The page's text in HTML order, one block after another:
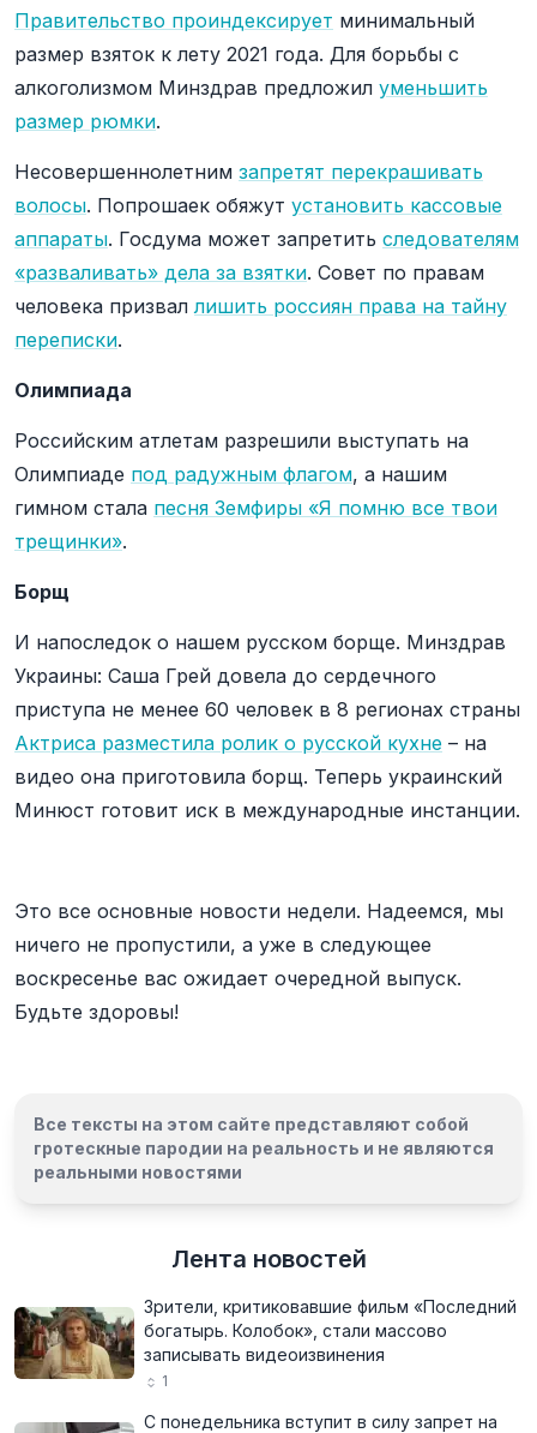
Правительство проиндексирует минимальный
размер взяток к лету 2021 года. Для борьбы с
алкоголизмом Минздрав предложил уменьшить
размер рюмки.
Несовершеннолетним запретят перекрашивать
волосы. Попрошаек обяжут установить кассовые
аппараты. Госдума может запретить следователям
«разваливать» дела за взятки. Совет по правам
человека призваллишить россиян права на тайну
переписки.
Олимпиада
Российским атлетам разрешили выступать на
Олимпиаде под радужным флагом, а нашим
гимном стала песня Земфиры «Я помню все твои
трещинки».
Борщ
И напоследок о нашем русском борще. Минздрав
Украины: Саша Грей довела до сердечного
приступа не менее 60 человек в 8 регионах страны
Актриса разместила ролик о русской кухне – на
видео она приготовила борщ. Теперь украинский
Минюст готовит иск в международные инстанции.
Это все основные новости недели. Надеемся, мы
ничего не пропустили, а уже в следующее
воскресенье вас ожидает очередной выпуск.
Будьте здоровы!
Все тексты на этом сайте представляют собой
гротескные пародии на реальность и не являются
реальными новостями
Лента новостей
Зрители, критиковавшие фильм «Последний
богатырь. Колобок», стали массово
записывать видеоизвинения
1
С понедельника вступит в силу запрет на